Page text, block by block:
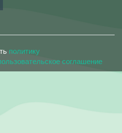
политику
соглашение